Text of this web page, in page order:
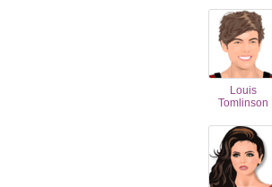
Louis
Tomlinson